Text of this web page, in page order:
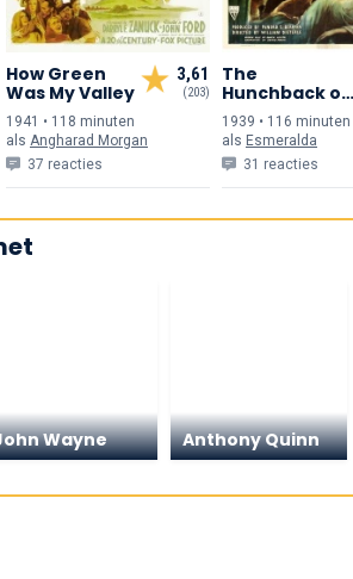
3,61
(203)
How Green
Was My Valley
1941 • 118 minuten
als Angharad Morgan
37 reacties
The
Hunchback of
Notre Dame
1939 • 116 minuten
als Esmeralda
31 reacties
Wayne Anthony Quinn